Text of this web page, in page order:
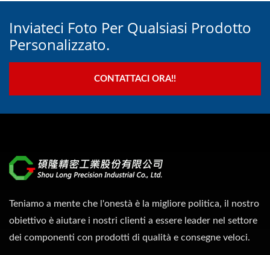
Inviateci Foto Per Qualsiasi Prodotto
Personalizzato.
CONTATTACI ORA!!
Teniamo a mente che l'onestà è la migliore politica, il nostro
obiettivo è aiutare i nostri clienti a essere leader nel settore
dei componenti con prodotti di qualità e consegne veloci.